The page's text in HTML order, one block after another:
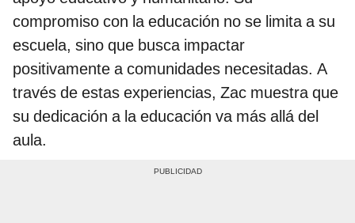
compromiso con la educación no se limita a su
escuela, sino que busca impactar
positivamente a comunidades necesitadas. A
través de estas experiencias, Zac muestra que
su dedicación a la educación va más allá del
aula.